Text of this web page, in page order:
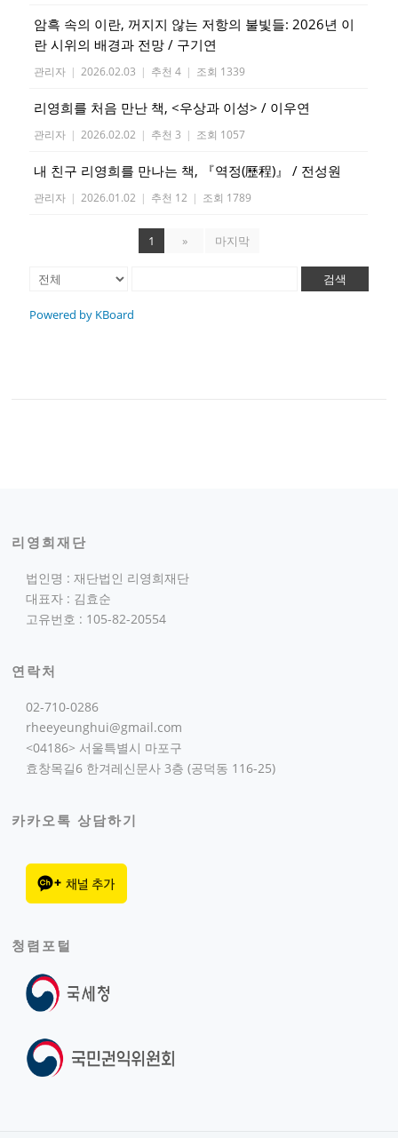
암흑 속의 이란, 꺼지지 않는 저항의 불빛들: 2026년 이
란 시위의 배경과 전망 / 구기연
관리자 | 2026.02.03 | 추천 4 | 조회 1339
리영희를 처음 만난 책, <우상과 이성> / 이우연
관리자 | 2026.02.02 | 추천 3 | 조회 1057
내 친구 리영희를 만나는 책, 『역정(歷程)』 / 전성원
관리자 | 2026.01.02 | 추천 12 | 조회 1789
1 » 마지막
검색
Powered by KBoard
리영희재단
법인명 : 재단법인 리영희재단
대표자 : 김효순
고유번호 : 105-82-20554
연락처
02-710-0286
rheeyeunghui@gmail.com
<04186> 서울특별시 마포구
효창목길6 한겨레신문사 3층 (공덕동 116-25)
카카오톡 상담하기
청렴포털